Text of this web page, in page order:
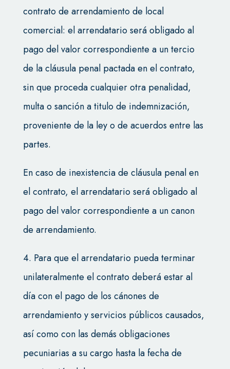
contrato de arrendamiento de local
comercial: el arrendatario será obligado al
pago del valor correspondiente a un tercio
de la cláusula penal pactada en el contrato,
sin que proceda cualquier otra penalidad,
multa o sanción a titulo de indemnización,
proveniente de la ley o de acuerdos entre las
partes.
En caso de inexistencia de cláusula penal en
el contrato, el arrendatario será obligado al
pago del valor correspondiente a un canon
de arrendamiento.
4. Para que el arrendatario pueda terminar
unilateralmente el contrato deberá estar al
día con el pago de los cánones de
arrendamiento y servicios públicos causados,
así como con las demás obligaciones
pecuniarias a su cargo hasta la fecha de